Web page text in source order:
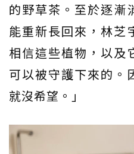
的野草茶。至於逐漸
能重新長回來，林芝
相信這些植物，以及
可以被守護下來的。
就沒希望。」